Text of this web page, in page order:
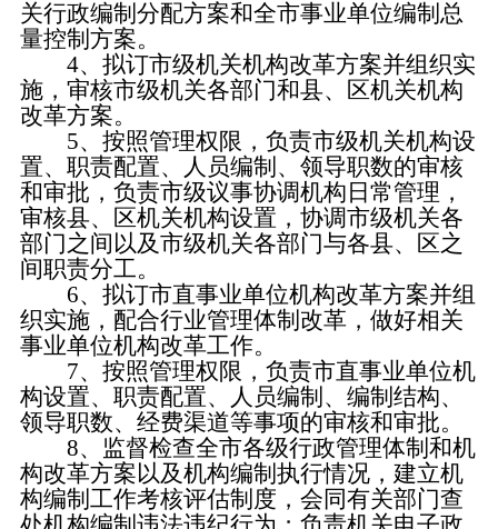
关行政编制分配方案和全市事业单位编制总
量控制方案。
4、拟订市级机关机构改革方案并组织实
施，审核市级机关各部门和县、区机关机构
改革方案。
5、按照管理权限，负责市级机关机构设
置、职责配置、人员编制、领导职数的审核
和审批，负责市级议事协调机构日常管理，
审核县、区机关机构设置，协调市级机关各
部门之间以及市级机关各部门与各县、区之
间职责分工。
6、拟订市直事业单位机构改革方案并组
织实施，配合行业管理体制改革，做好相关
事业单位机构改革工作。
7、按照管理权限，负责市直事业单位机
构设置、职责配置、人员编制、编制结构、
领导职数、经费渠道等事项的审核和审批。
8、监督检查全市各级行政管理体制和机
构改革方案以及机构编制执行情况，建立机
构编制工作考核评估制度，会同有关部门查